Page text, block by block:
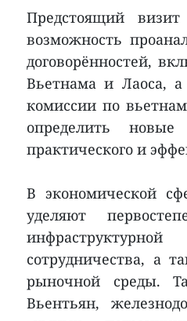
Предстоящий визит
возможность
договорённостей,
Вьетнама и Лаоса, а
комиссии по
определить новые
практического и
В экономической
уделяют
сотрудничества, а
рыночной среды.
Вьентьян,